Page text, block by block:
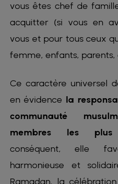
vous êtes chef de
acquitter (si vous en
vous et pour tous ceux
femme, enfants, parents,
Ce caractère universel
en évidence la
communauté
membres les plus
conséquent, elle
harmonieuse et
Ramadan, la